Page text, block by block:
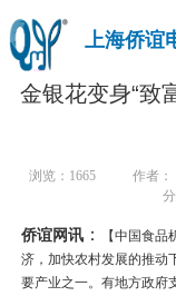
上海侨谊
金银花变身“致
浏览： 1665 作者：
侨谊网讯 ：
【中国食
济，加快农村发展的推动
要产业之一。有地方政府